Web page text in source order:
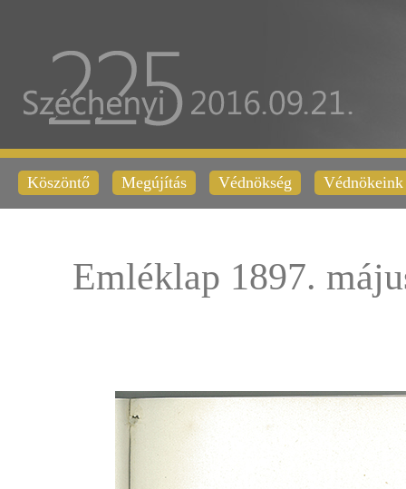
Köszöntő Megújítás Védnökség Védnökeink
Emléklap 1897.